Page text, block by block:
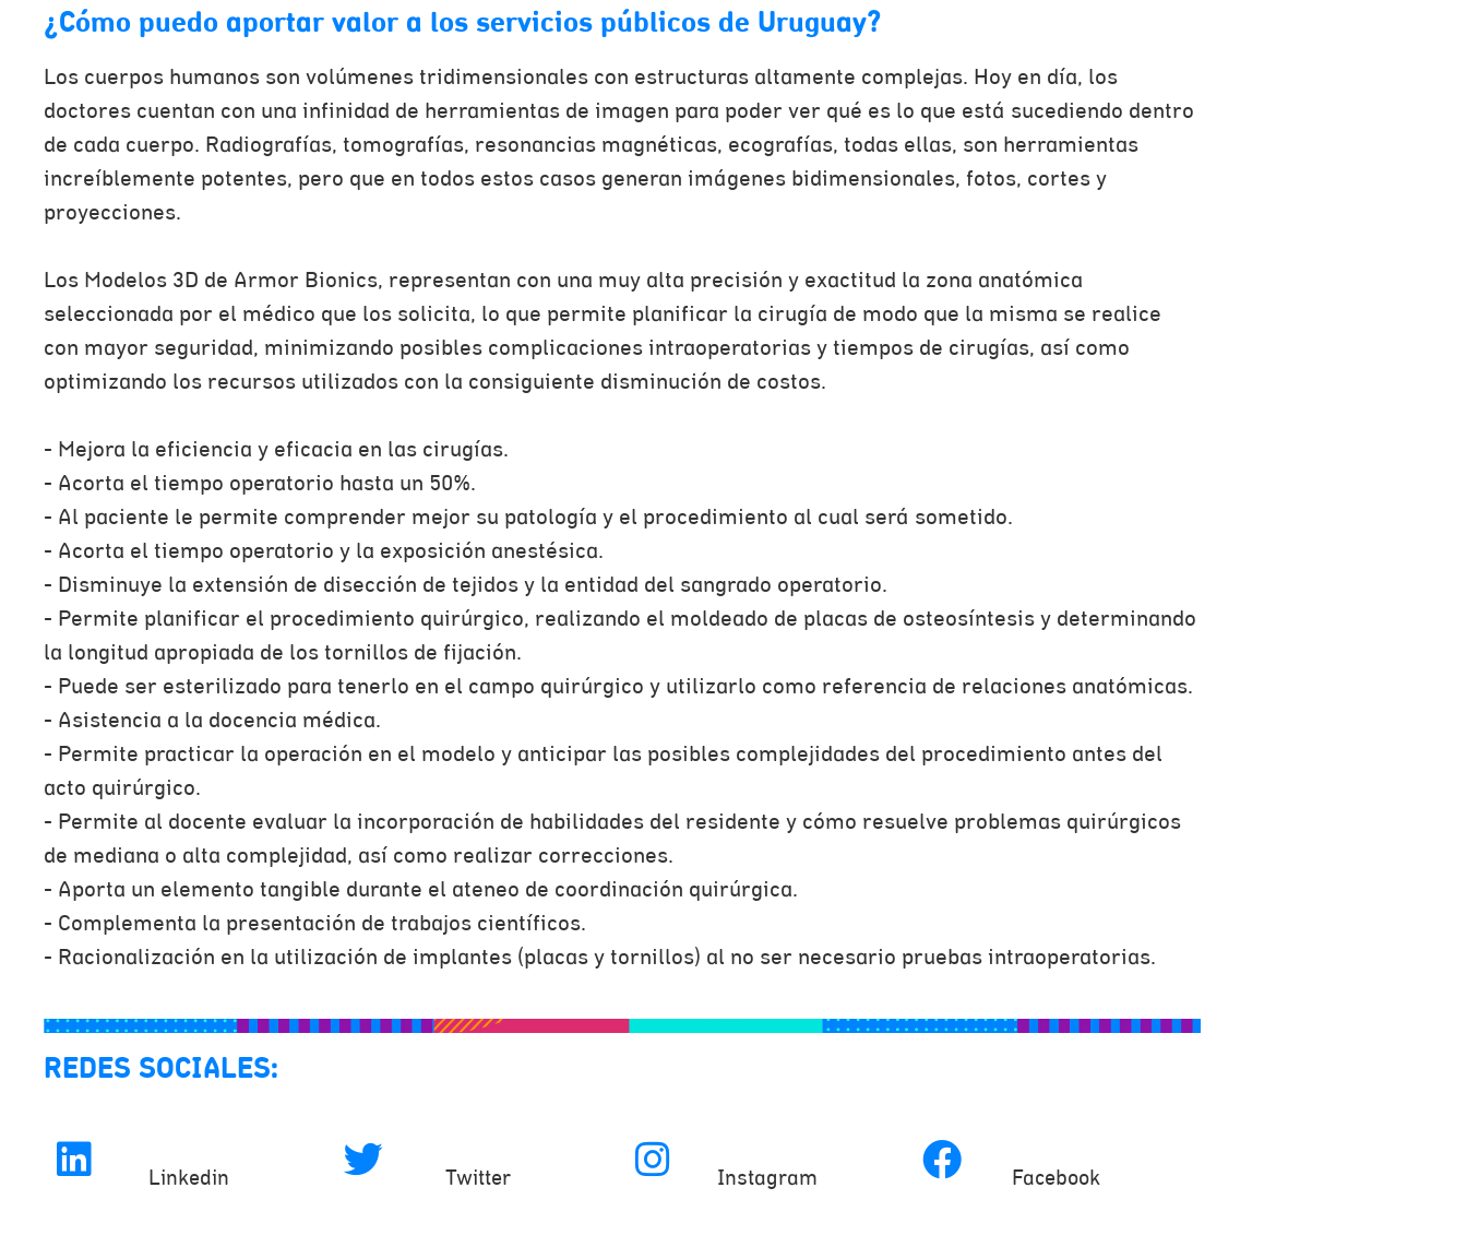
¿Cómo puedo aportar valor a los servicios públicos de Uruguay?
Los cuerpos humanos son volúmenes tridimensionales con estructuras altamente complejas. Hoy en día, los
doctores cuentan con una infinidad de herramientas de imagen para poder ver qué es lo que está sucediendo dentro
de cada cuerpo. Radiografías, tomografías, resonancias magnéticas, ecografías, todas ellas, son herramientas
increíblemente potentes, pero que en todos estos casos generan imágenes bidimensionales, fotos, cortes y
proyecciones.
Los Modelos 3D de Armor Bionics, representan con una muy alta precisión y exactitud la zona anatómica
seleccionada por el médico que los solicita, lo que permite planificar la cirugía de modo que la misma se realice
con mayor seguridad, minimizando posibles complicaciones intraoperatorias y tiempos de cirugías, así como
optimizando los recursos utilizados con la consiguiente disminución de costos.
- Mejora la eficiencia y eficacia en las cirugías.
- Acorta el tiempo operatorio hasta un 50%.
- Al paciente le permite comprender mejor su patología y el procedimiento al cual será sometido.
- Acorta el tiempo operatorio y la exposición anestésica.
- Disminuye la extensión de disección de tejidos y la entidad del sangrado operatorio.
- Permite planificar el procedimiento quirúrgico, realizando el moldeado de placas de osteosíntesis y determinando
la longitud apropiada de los tornillos de fijación.
- Puede ser esterilizado para tenerlo en el campo quirúrgico y utilizarlo como referencia de relaciones anatómicas.
- Asistencia a la docencia médica.
- Permite practicar la operación en el modelo y anticipar las posibles complejidades del procedimiento antes del
acto quirúrgico.
- Permite al docente evaluar la incorporación de habilidades del residente y cómo resuelve problemas quirúrgicos
de mediana o alta complejidad, así como realizar correcciones.
- Aporta un elemento tangible durante el ateneo de coordinación quirúrgica.
- Complementa la presentación de trabajos científicos.
- Racionalización en la utilización de implantes (placas y tornillos) al no ser necesario pruebas intraoperatorias.
REDES SOCIALES:
Linkedin Twitter Instagram Facebook